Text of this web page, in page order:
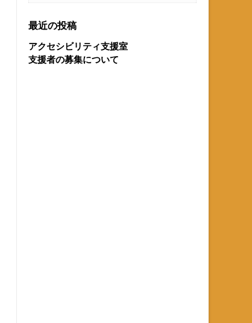
最近の投稿
アクセシビリティ支援室
支援者の募集について